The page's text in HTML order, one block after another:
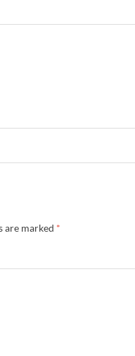
are marked *